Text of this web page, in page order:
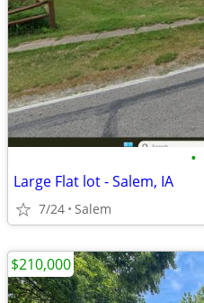
•
Large Flat lot - Salem, IA
7/24 Salem
$210,000